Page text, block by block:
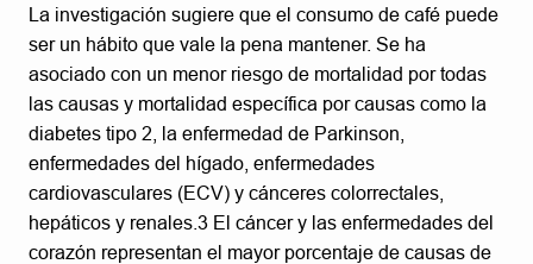
La investigación sugiere que el consumo de café puede
ser un hábito que vale la pena mantener. Se ha
asociado con un menor riesgo de mortalidad por todas
las causas y mortalidad específica por causas como la
diabetes tipo 2, la enfermedad de Parkinson,
enfermedades del hígado, enfermedades
cardiovasculares (ECV) y cánceres colorrectales,
hepáticos y renales.3 El cáncer y las enfermedades del
corazón representan el mayor porcentaje de causas de